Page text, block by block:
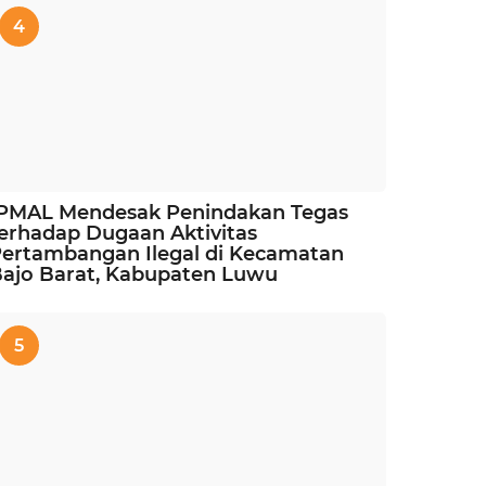
4
Mendesak Penindakan Tegas
Dugaan Aktivitas
Ilegal di Kecamatan
Barat, Kabupaten Luwu
5